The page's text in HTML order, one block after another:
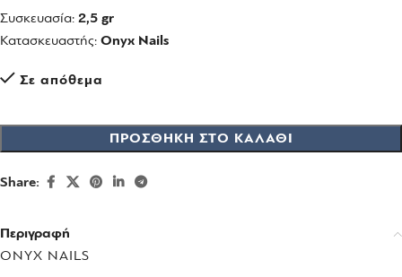
Συσκευασία: 2,5 gr
Κατασκευαστής: Onyx Nails
Σε απόθεμα
ΠΡΟΣΘΉΚΗ ΣΤΟ ΚΑΛΆΘΙ
Share:
Περιγραφή
ONYX NAILS